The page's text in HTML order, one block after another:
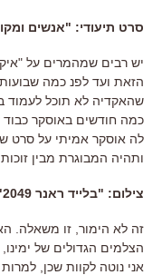
סרט תיעודי: "אנשים
יש רבים שמהמרים על
הזאת ועד לפנ כמה
שהאקדיה לא תוכל לעמוד
כמה חודשים באוסקר
לה אוסקר אמיתי על סרט
ותהיה המבוגרת מבין זוכות
צילום: "בלייד ראנר 2049", רוג'ר דיקינס
זה לא הימור, זו משאלה.
אני נוטה לקוות שכן,